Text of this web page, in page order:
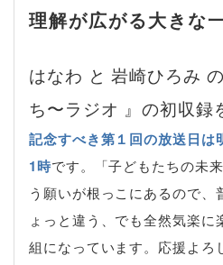
理解が広がる大きな
はなわ と 岩崎ひろみ
ち〜ラジオ 』の初収録
記念すべき第１回の放送日は
1時です。「子どもたちの未
う願いが根っこにあるので、
ょっと違う、でも全然気楽
組になっています。応援よろ